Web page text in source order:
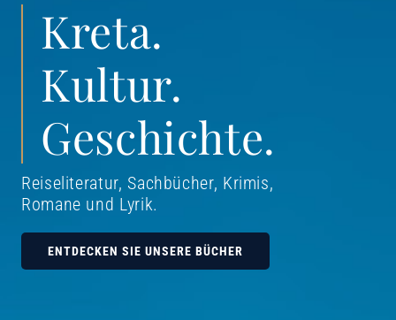
Kreta.
Kultur.
Geschichte.
Reiseliteratur, Sachbücher, Krimis,
Romane und Lyrik.
ENTDECKEN SIE UNSERE BÜCHER